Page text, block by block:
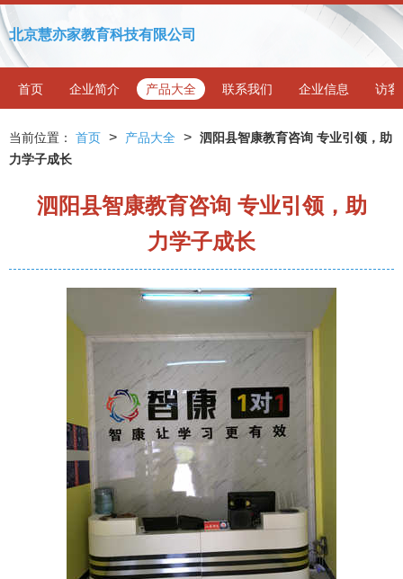
北京慧亦家教育科技有限公司
首页 企业简介 产品大全 联系我们 企业信息 访客
当前位置： 首页 > 产品大全 > 泗阳县智康教育咨询 专业引领，助
力学子成长
泗阳县智康教育咨询 专业引领，助
力学子成长